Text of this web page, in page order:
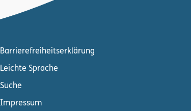
Barrierefreiheitserklärung
Leichte Sprache
Suche
Impressum